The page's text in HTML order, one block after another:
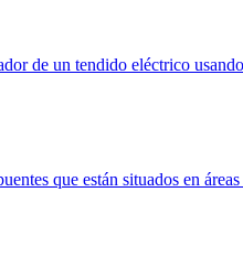
de un tendido eléctrico
que están situados en